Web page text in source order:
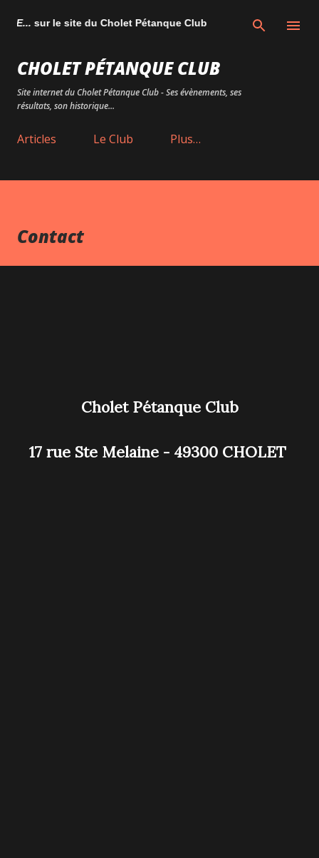
Accéder au contenu principal
sur le site du Cholet Pétanque Club
CHOLET PÉTANQUE CLUB
Site internet du Cholet Pétanque Club - Ses évènements, ses
résultats, son historique...
Articles Le Club Plus…
Contact
Cholet Pétanque Club
17 rue Ste Melaine - 49300 CHOLET